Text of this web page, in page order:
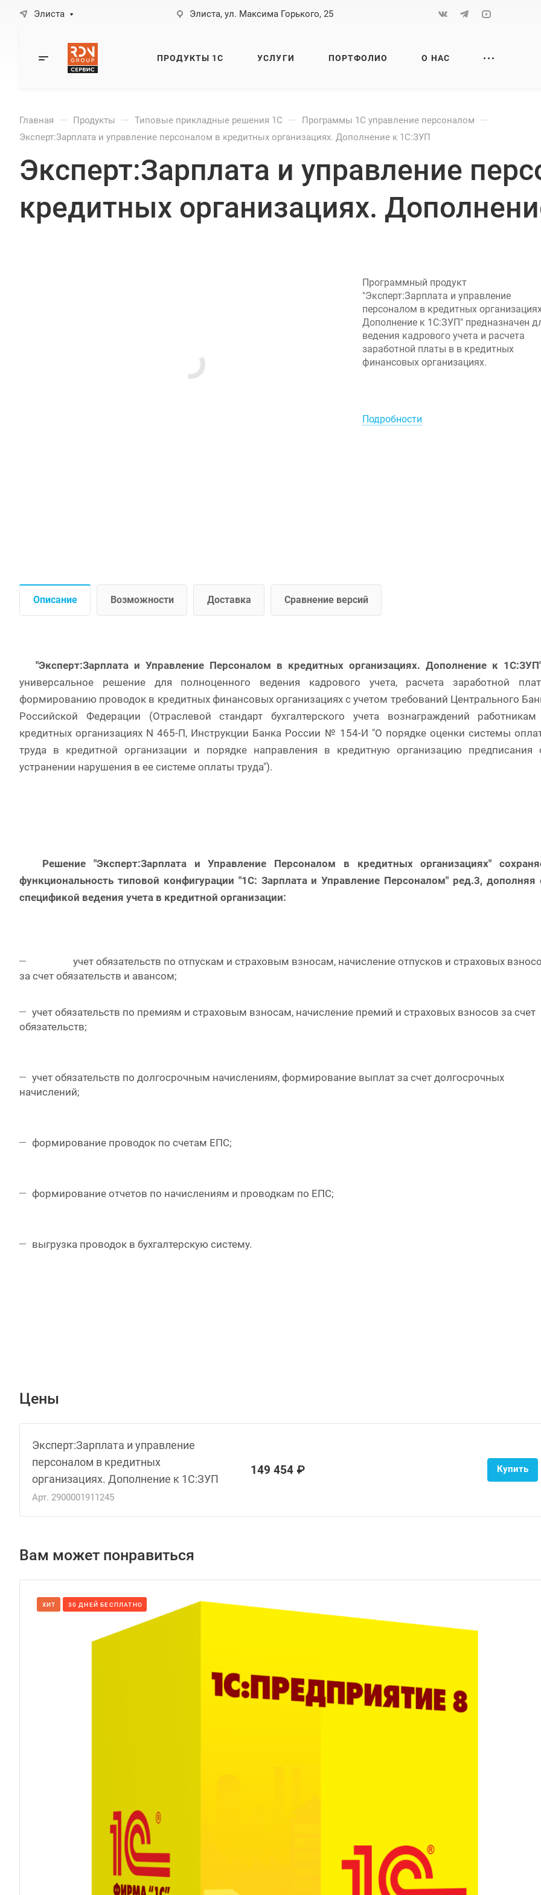
Элиста Элиста, ул. Максима Горького, 25
ПРОДУКТЫ 1С УСЛУГИ ПОРТФОЛИО О НАС
Главная — Продукты — Типовые прикладные решения 1С — Программы 1С управление персоналом —
Эксперт:Зарплата и управление персоналом в кредитных организациях. Дополнение к 1С:ЗУП
Эксперт:Зарплата и управление
кредитных организациях.
Программный продукт
"Эксперт:Зарплата и управление
персоналом в кредитных
Дополнение к 1С:ЗУП" предназначен
ведения кадрового учета и расчета
заработной платы в в кредитных
финансовых организациях.
Подробности
Описание Возможности Доставка Сравнение версий
"Эксперт:Зарплата и Управление Персоналом в кредитных организациях. Дополнение к 1С:ЗУП
универсальное решение для полноценного ведения кадрового учета, расчета заработной
формированию проводок в кредитных финансовых организациях с учетом требований Центрального
Российской Федерации (Отраслевой стандарт бухгалтерского учета вознаграждений
кредитных организациях N 465-П, Инструкции Банка России № 154-И "О порядке оценки системы
труда в кредитной организации и порядке направления в кредитную организацию предписания
устранении нарушения в ее системе оплаты труда").
Решение "Эксперт:Зарплата и Управление Персоналом в кредитных организациях"
функциональность типовой конфигурации "1С: Зарплата и Управление Персоналом" ред.3, дополняя
спецификой ведения учета в кредитной организации:
учет обязательств по отпускам и страховым взносам, начисление отпусков и страховых
за счет обязательств и авансом;
учет обязательств по премиям и страховым взносам, начисление премий и страховых взносов за счет
обязательств;
учет обязательств по долгосрочным начислениям, формирование выплат за счет долгосрочных
начислений;
формирование проводок по счетам ЕПС;
формирование отчетов по начислениям и проводкам по ЕПС;
выгрузка проводок в бухгалтерскую систему.
Цены
Эксперт:Зарплата и управление
персоналом в кредитных
организациях. Дополнение к 1С:ЗУП
Арт. 2900001911245
149 454 ₽ Купить
Вам может понравиться
ХИТ 30 ДНЕЙ БЕСПЛАТНО